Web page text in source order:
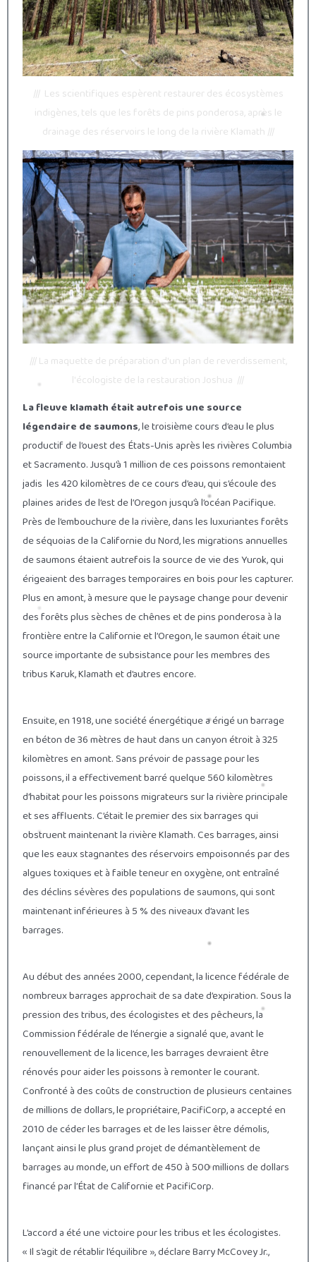
/// Les scientifiques espèrent restaurer des écosystèmes
indigènes, tels que les forêts de pins ponderosa, après le
drainage des réservoirs le long de la rivière Klamath ///
/// La maquette de préparation d'un plan de reverdissement,
l'écologiste de la restauration Joshua ///
La fleuve klamath était autrefois une source
légendaire de saumons, le troisième cours d’eau le plus
productif de l’ouest des États-Unis après les rivières Columbia
et Sacramento. Jusqu’à 1 million de ces poissons remontaient
jadis les 420 kilomètres de ce cours d’eau, qui s’écoule des
plaines arides de l’est de l’Oregon jusqu’à l’océan Pacifique.
Près de l’embouchure de la rivière, dans les luxuriantes forêts
de séquoias de la Californie du Nord, les migrations annuelles
de saumons étaient autrefois la source de vie des Yurok, qui
érigeaient des barrages temporaires en bois pour les capturer.
Plus en amont, à mesure que le paysage change pour devenir
des forêts plus sèches de chênes et de pins ponderosa à la
frontière entre la Californie et l’Oregon, le saumon était une
source importante de subsistance pour les membres des
tribus Karuk, Klamath et d’autres encore.
Ensuite, en 1918, une société énergétique a érigé un barrage
en béton de 36 mètres de haut dans un canyon étroit à 325
kilomètres en amont. Sans prévoir de passage pour les
poissons, il a effectivement barré quelque 560 kilomètres
d’habitat pour les poissons migrateurs sur la rivière principale
et ses affluents. C’était le premier des six barrages qui
obstruent maintenant la rivière Klamath. Ces barrages, ainsi
que les eaux stagnantes des réservoirs empoisonnés par des
algues toxiques et à faible teneur en oxygène, ont entraîné
des déclins sévères des populations de saumons, qui sont
maintenant inférieures à 5 % des niveaux d’avant les
barrages.
Au début des années 2000, cependant, la licence fédérale de
nombreux barrages approchait de sa date d’expiration. Sous la
pression des tribus, des écologistes et des pêcheurs, la
Commission fédérale de l’énergie a signalé que, avant le
renouvellement de la licence, les barrages devraient être
rénovés pour aider les poissons à remonter le courant.
Confronté à des coûts de construction de plusieurs centaines
de millions de dollars, le propriétaire, PacifiCorp, a accepté en
2010 de céder les barrages et de les laisser être démolis,
lançant ainsi le plus grand projet de démantèlement de
barrages au monde, un effort de 450 à 500 millions de dollars
financé par l’État de Californie et PacifiCorp.
L’accord a été une victoire pour les tribus et les écologistes.
« Il s’agit de rétablir l’équilibre », déclare Barry McCovey Jr.,